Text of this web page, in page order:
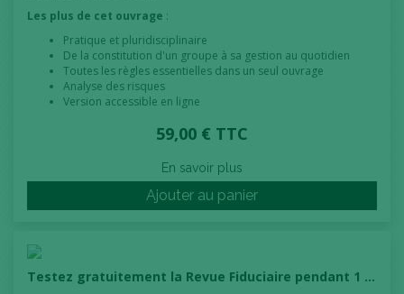
Les plus de cet ouvrage :
Pratique et pluridisciplinaire
De la constitution d'un groupe à sa gestion au quotidien
Toutes les règles essentielles dans un seul ouvrage
Analyse des risques
Version accessible en ligne
59,00 € TTC
En savoir plus
Ajouter au panier
Testez gratuitement la Revue Fiduciaire pendant 1 mois !